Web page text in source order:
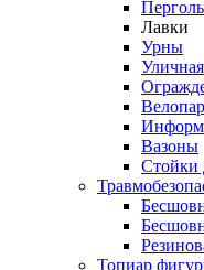
Лавки
Урны
Вазоны
Стойки
Топиар